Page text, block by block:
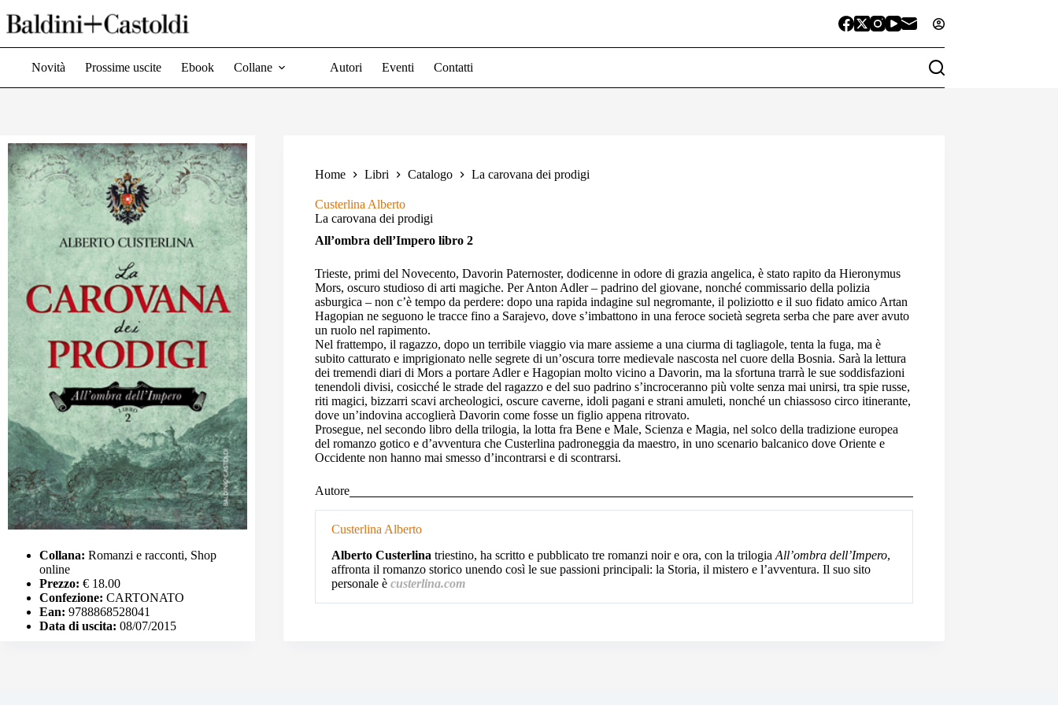
al
contenuto
Novità Prossime uscite Ebook Collane Autori Eventi Contatti
Home Libri Catalogo La carovana dei prodigi
Custerlina Alberto
La carovana dei prodigi
All’ombra dell’Impero libro 2
Trieste, primi del Novecento, Davorin Paternoster, dodicenne in odore di grazia angelica, è stato rapito da Hieronymus
Mors, oscuro studioso di arti magiche. Per Anton Adler – padrino del giovane, nonché commissario della polizia
asburgica – non c’è tempo da perdere: dopo una rapida indagine sul negromante, il poliziotto e il suo fidato amico Artan
Hagopian ne seguono le tracce fino a Sarajevo, dove s’imbattono in una feroce società segreta serba che pare aver avuto
un ruolo nel rapimento.
Nel frattempo, il ragazzo, dopo un terribile viaggio via mare assieme a una ciurma di tagliagole, tenta la fuga, ma è
subito catturato e imprigionato nelle segrete di un’oscura torre medievale nascosta nel cuore della Bosnia. Sarà la lettura
dei tremendi diari di Mors a portare Adler e Hagopian molto vicino a Davorin, ma la sfortuna trarrà le sue soddisfazioni
tenendoli divisi, cosicché le strade del ragazzo e del suo padrino s’incroceranno più volte senza mai unirsi, tra spie russe,
riti magici, bizzarri scavi archeologici, oscure caverne, idoli pagani e strani amuleti, nonché un chiassoso circo itinerante,
dove un’indovina accoglierà Davorin come fosse un figlio appena ritrovato.
Prosegue, nel secondo libro della trilogia, la lotta fra Bene e Male, Scienza e Magia, nel solco della tradizione europea
del romanzo gotico e d’avventura che Custerlina padroneggia da maestro, in uno scenario balcanico dove Oriente e
Occidente non hanno mai smesso d’incontrarsi e di scontrarsi.
Autore
Custerlina Alberto
Alberto Custerlina triestino, ha scritto e pubblicato tre romanzi noir e ora, con la trilogia All’ombra dell’Impero,
affronta il romanzo storico unendo così le sue passioni principali: la Storia, il mistero e l’avventura. Il suo sito
personale è custerlina.com
Collana: Romanzi e racconti, Shop
online
Prezzo: € 18.00
Confezione: CARTONATO
Ean: 9788868528041
Data di uscita: 08/07/2015